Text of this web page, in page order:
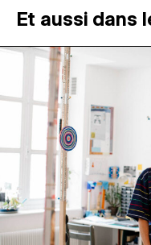
ATELIERS OUVERTS
PROGRAMMATION
MAGAZINE
ESPACES DE
Recherche
Connexion
Et aussi dans